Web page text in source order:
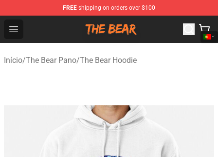
FREE shipping on orders over $100
Open menu
The Bear Shop - Official The Bear Merchandise Store
Início/The Bear Pano/The Bear Hoodie